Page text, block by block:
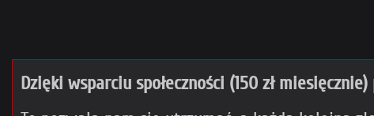
Dzięki wsparciu społeczności (150 zł